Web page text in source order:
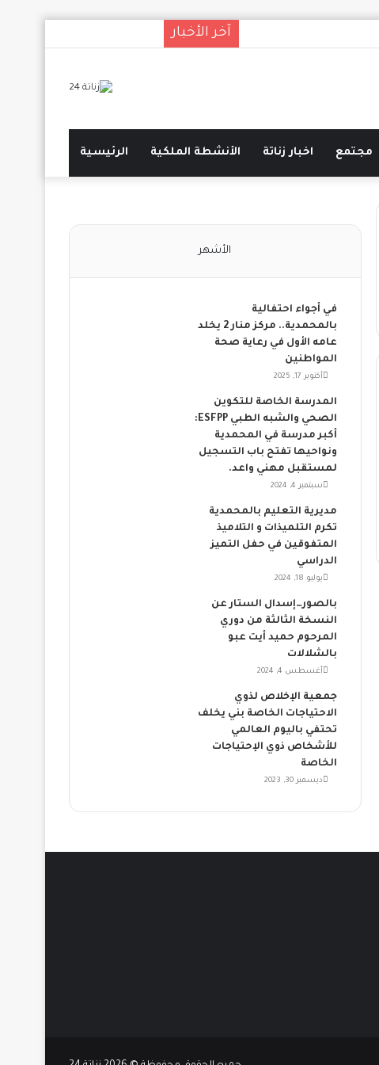
آخر الأخبار
الرئيسية الأنشطة الملكية اخبار زناتة مجتمع
الأشهر
في أجواء احتفالية
بالمحمدية.. مركز منار 2 يخلد
عامه الأول في رعاية صحة
المواطنين
أكتوبر 17, 2025
المدرسة الخاصة للتكوين
الصحي والشبه الطبي ESFPP:
أكبر مدرسة في المحمدية
ونواحيها تفتح باب التسجيل
لمستقبل مهني واعد.
سبتمبر 4, 2024
مديرية التعليم بالمحمدية
تكرم التلميذات و التلاميذ
المتفوقين في حفل التميز
الدراسي
يوليو 18, 2024
بالصور…إسدال الستار عن
النسخة الثالثة من دوري
المرحوم حميد أيت عبو
بالشلالات
أغسطس 4, 2024
جمعية الإخلاص لذوي
الاحتياجات الخاصة بني يخلف
تحتفي باليوم العالمي
للأشخاص ذوي الإحتياجات
الخاصة
ديسمبر 30, 2023